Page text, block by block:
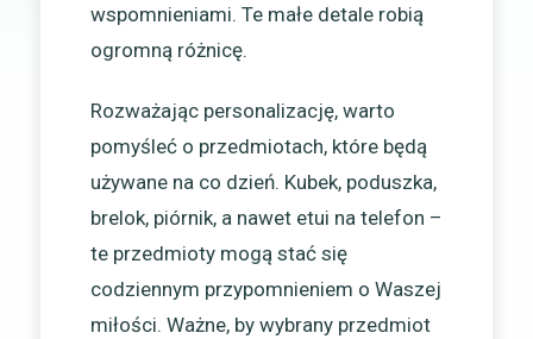
wspomnieniami. Te małe detale robią
ogromną różnicę.
Rozważając personalizację, warto
pomyśleć o przedmiotach, które będą
używane na co dzień. Kubek, poduszka,
brelok, piórnik, a nawet etui na telefon –
te przedmioty mogą stać się
codziennym przypomnieniem o Waszej
miłości. Ważne, by wybrany przedmiot